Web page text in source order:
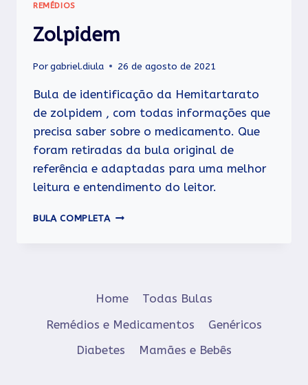
REMÉDIOS
Zolpidem
Porgabriel.diula 26 de agosto de 2021
Bula de identificação da Hemitartarato
de zolpidem , com todas informações que
precisa saber sobre o medicamento. Que
foram retiradas da bula original de
referência e adaptadas para uma melhor
leitura e entendimento do leitor.
BULA COMPLETA ZOLPIDEM
Home
Todas Bulas
Remédios e Medicamentos
Genéricos
Diabetes
Mamães e Bebês